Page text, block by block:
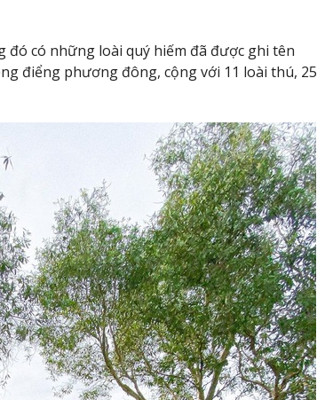
có những loài quý hiếm đã được ghi tên
điểng phương đông, cộng với 11 loài thú, 25